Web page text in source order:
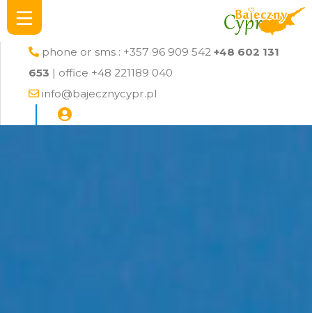
phone or sms : +357 96 909 542 +48 602 131
653 | office +48 221189 040
info@bajecznycypr.pl